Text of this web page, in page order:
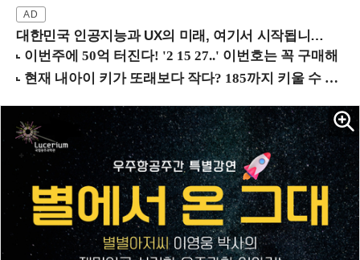
대한민국 인공지능과 UX의 미래, 여기서 시작됩니다! (9/2 강남역)